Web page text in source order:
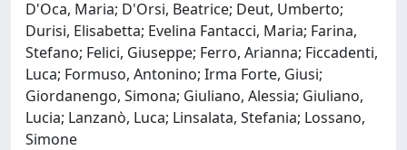
D'Oca, Maria; D'Orsi, Beatrice; Deut, Umberto;
Durisi, Elisabetta; Evelina Fantacci, Maria; Farina,
Stefano; Felici, Giuseppe; Ferro, Arianna; Ficcadenti,
Luca; Formuso, Antonino; Irma Forte, Giusi;
Giordanengo, Simona; Giuliano, Alessia; Giuliano,
Lucia; Lanzanò, Luca; Linsalata, Stefania; Lossano,
Simone